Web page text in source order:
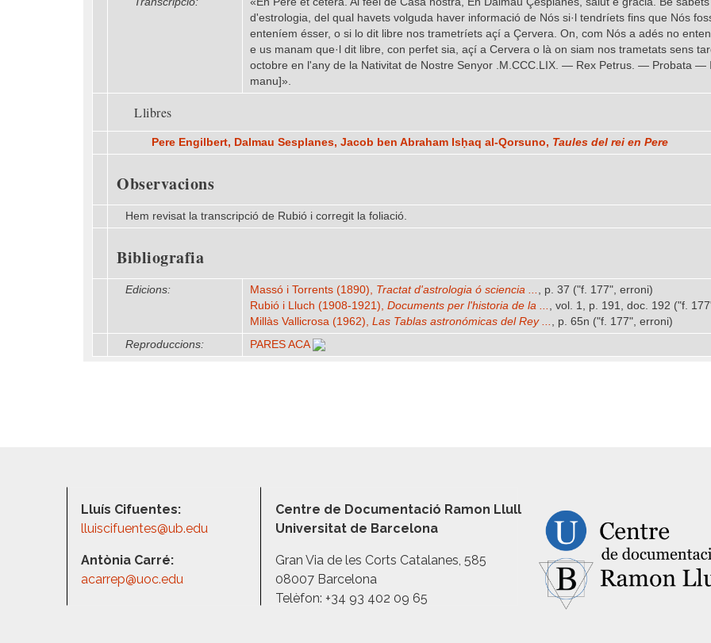
d'estrologia, del qual havets volguda haver informació de Nós si·l tendríets fins que Nós
enteníem ésser, o si lo dit libre nos trametríets açí a Çervera. On, com Nós a adés no
e us manam que·l dit libre, con perfet sia, açí a Cervera o là on siam nos trametats sens
octobre en l'any de la Nativitat de Nostre Senyor .M.CCC.LIX. — Rex Petrus. — Probata —
manu]».
Llibres
Pere Engilbert, Dalmau Sesplanes, Jacob ben Abraham Isḥaq al-Qorsuno, Taules del rei en Pere
Observacions
Hem revisat la transcripció de Rubió i corregit la foliació.
Bibliografia
Edicions: Massó i Torrents (1890), Tractat d'astrologia ó sciencia ... , p. 37 ("f. 177", erroni)
Rubió i Lluch (1908-1921), Documents per l'historia de la ... , vol. 1, p. 191, doc. 192 ("f.
Millàs Vallicrosa (1962), Las Tablas astronómicas del Rey ... , p. 65n ("f. 177", erroni)
Reproduccions:
PARES ACA
Lluís Cifuentes:
lluiscifuentes@ub.edu
Antònia Carré:
acarrep@uoc.edu
Centre de Documentació Ramon Llull
Universitat de Barcelona
Gran Via de les Corts Catalanes, 585
08007 Barcelona
Telèfon: +34 93 402 09 65